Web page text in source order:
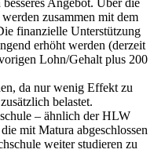
zusammen mit dem
finanzielle Unterstützung
erhöht werden (derzeit
Lohn/Gehalt plus 200
da nur wenig Effekt zu
belastet.
– ähnlich der HLW
mit Matura abgeschlossen
weiter studieren zu